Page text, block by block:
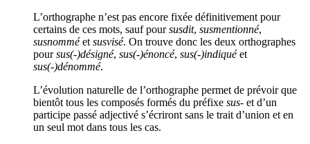
L’orthographe n’est pas encore fixée définitivement pour
certains de ces mots, sauf poursusdit, susmentionné,
susnomméet susvisé. On trouve donc les deux orthographes
poursus(-)désigné, sus(-)énoncé, sus(-)indiquéet
sus(-)dénommé.
L’évolution naturelle de l’orthographe permet de prévoir que
bientôt tous les composés formés du préfixe sus- et d’un
participe passé adjectivé s’écriront sans le trait d’union et en
un seul mot dans tous les cas.